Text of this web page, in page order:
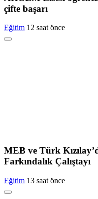
çifte başarı
Eğitim 12 saat önce
MEB ve Türk
Farkındalık Çalıştayı
Eğitim 13 saat önce